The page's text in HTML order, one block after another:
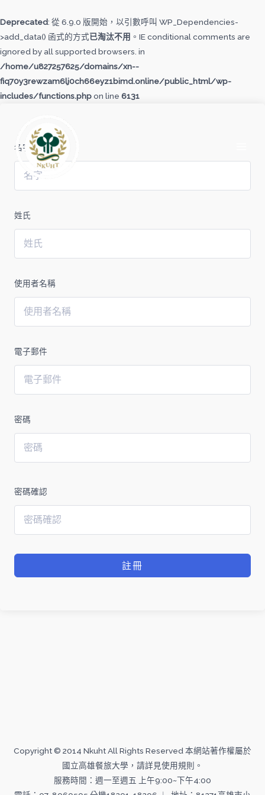
Deprecated: 從 6.9.0 版開始，以引數呼叫 WP_Dependencies-
>add_data() 函式的方式已淘汰不用 。IE conditional comments are
ignored by all supported browsers. in
/home/u827257625/domains/xn--
fiq70y3rewzam6lj0ch66eyz1bimd.online/public_html/wp-
includes/functions.phpon line 6131
至
主
要
內
容
名字
姓氏
使用者名稱
電子郵件
密碼
密碼確認
註冊
Copyright © 2014 Nkuht All Rights Reserved 本網站著作權屬於
國立高雄餐旅大學，請詳見使用規則。
服務時間：週一至週五 上午9:00~下午4:00